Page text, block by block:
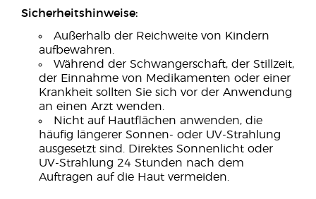
Sicherheitshinweise:
Außerhalb der Reichweite von Kindern
aufbewahren.
Während der Schwangerschaft, der Stillzeit,
der Einnahme von Medikamenten oder einer
Krankheit sollten Sie sich vor der Anwendung
an einen Arzt wenden.
Nicht auf Hautflächen anwenden, die
häufig längerer Sonnen- oder UV-Strahlung
ausgesetzt sind. Direktes Sonnenlicht oder
UV-Strahlung 24 Stunden nach dem
Auftragen auf die Haut vermeiden.